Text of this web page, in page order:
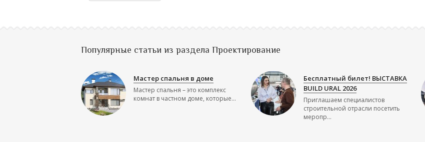
Популярные статьи из раздела Проектирование
Мастер спальня в доме
Мастер спальня – это комплекс
комнат в частном доме, которые...
Бесплатный билет! ВЫСТАВКА
BUILD URAL 2026
Приглашаем специалистов
строительной отрасли посетить
меропр...